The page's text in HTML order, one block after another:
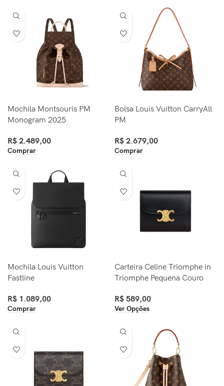
Mochila Montsouris PM
Monogram 2025
R$ 2.489,00
Comprar
Bolsa Louis Vuitton CarryAll
PM
R$ 2.679,00
Comprar
Mochila Louis Vuitton
Fastline
R$ 1.089,00
Comprar
Carteira Celine Triomphe in
Triomphe Pequena Couro
R$ 589,00
Ver Opções